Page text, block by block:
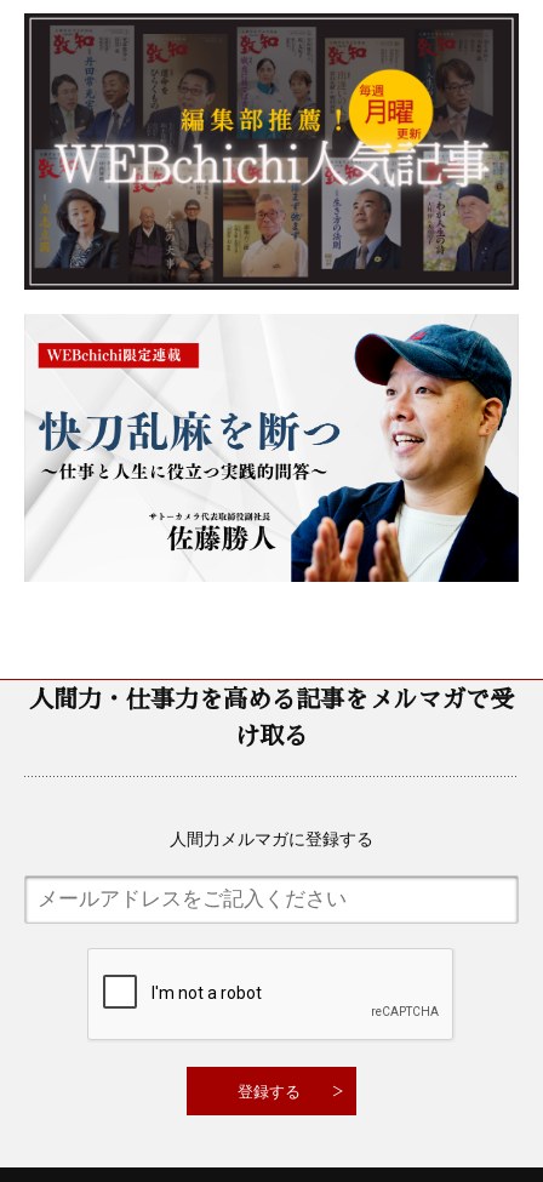
人間力・仕事力を高める記事をメルマガで受
け取る
人間力メルマガに登録する